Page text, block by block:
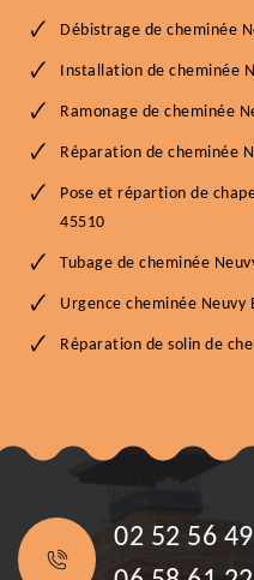
Débistrage de cheminée
Installation de cheminée
Ramonage de cheminée
Réparation de cheminée
Pose et répartion de
45510
Tubage de cheminée
Urgence cheminée Neuvy
Réparation de solin de
02 52 56